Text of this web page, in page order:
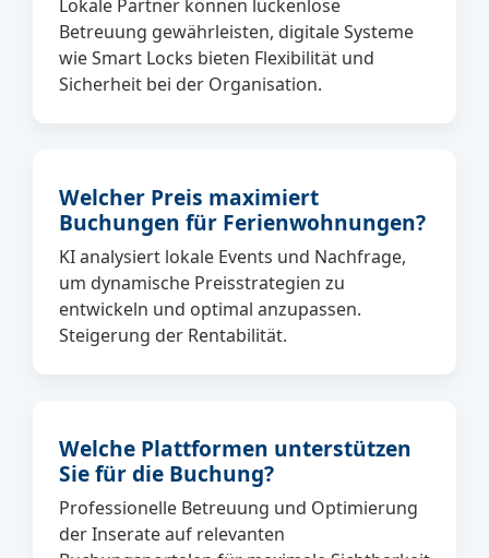
Lokale Partner können lückenlose
Betreuung gewährleisten, digitale Systeme
wie Smart Locks bieten Flexibilität und
Sicherheit bei der Organisation.
Welcher Preis maximiert
Buchungen für Ferienwohnungen?
KI analysiert lokale Events und Nachfrage,
um dynamische Preisstrategien zu
entwickeln und optimal anzupassen.
Steigerung der Rentabilität.
Welche Plattformen unterstützen
Sie für die Buchung?
Professionelle Betreuung und Optimierung
der Inserate auf relevanten